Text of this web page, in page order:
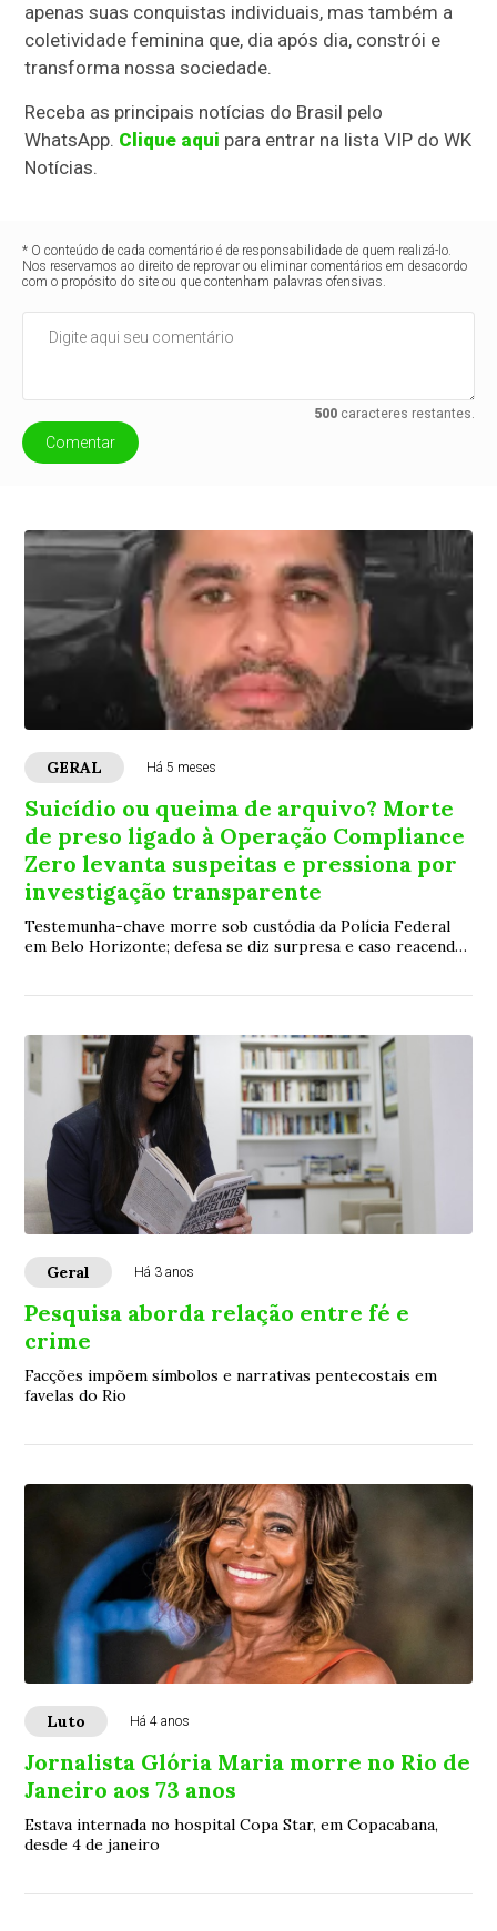
apenas suas conquistas individuais, mas também a
coletividade feminina que, dia após dia, constrói e
transforma nossa sociedade.
​Receba as principais notícias do Brasil pelo
WhatsApp. Clique aqui para entrar na lista VIP do WK
Notícias.
* O conteúdo de cada comentário é de responsabilidade de quem realizá-lo.
Nos reservamos ao direito de reprovar ou eliminar comentários em desacordo
com o propósito do site ou que contenham palavras ofensivas.
500caracteres restantes.
Comentar
GERAL Há 5 meses
Suicídio ou queima de arquivo? Morte
de preso ligado à Operação Compliance
Zero levanta suspeitas e pressiona por
investigação transparente
Testemunha-chave morre sob custódia da Polícia Federal
em Belo Horizonte; defesa se diz surpresa e caso reacende
Geral Há 3 anos
Pesquisa aborda relação entre fé e
crime
Facções impõem símbolos e narrativas pentecostais em
favelas do Rio
Luto Há 4 anos
Jornalista Glória Maria morre no Rio de
Janeiro aos 73 anos
Estava internada no hospital Copa Star, em Copacabana,
desde 4 de janeiro